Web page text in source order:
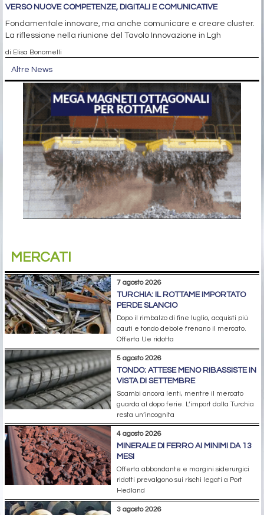
VERSO NUOVE COMPETENZE, DIGITALI E COMUNICATIVE
Fondamentale innovare, ma anche comunicare e creare cluster.
La riflessione nella riunione del Tavolo Innovazione in Lgh
di Elisa Bonomelli
Altre News
MERCATI
7 agosto 2026
TURCHIA: IL ROTTAME IMPORTATO
PERDE SLANCIO
Dopo il rimbalzo di fine luglio, acquisti più
cauti e tondo debole frenano il mercato.
Offerta Ue ridotta
5 agosto 2026
TONDO: ATTESE MENO RIBASSISTE IN
VISTA DI SETTEMBRE
Scambi ancora lenti, mentre il mercato
guarda al dopo ferie. L’import dalla Turchia
resta un’incognita
4 agosto 2026
MINERALE DI FERRO AI MINIMI DA 13
MESI
Offerta abbondante e margini siderurgici
ridotti prevalgono sui rischi legati a Port
Hedland
3 agosto 2026